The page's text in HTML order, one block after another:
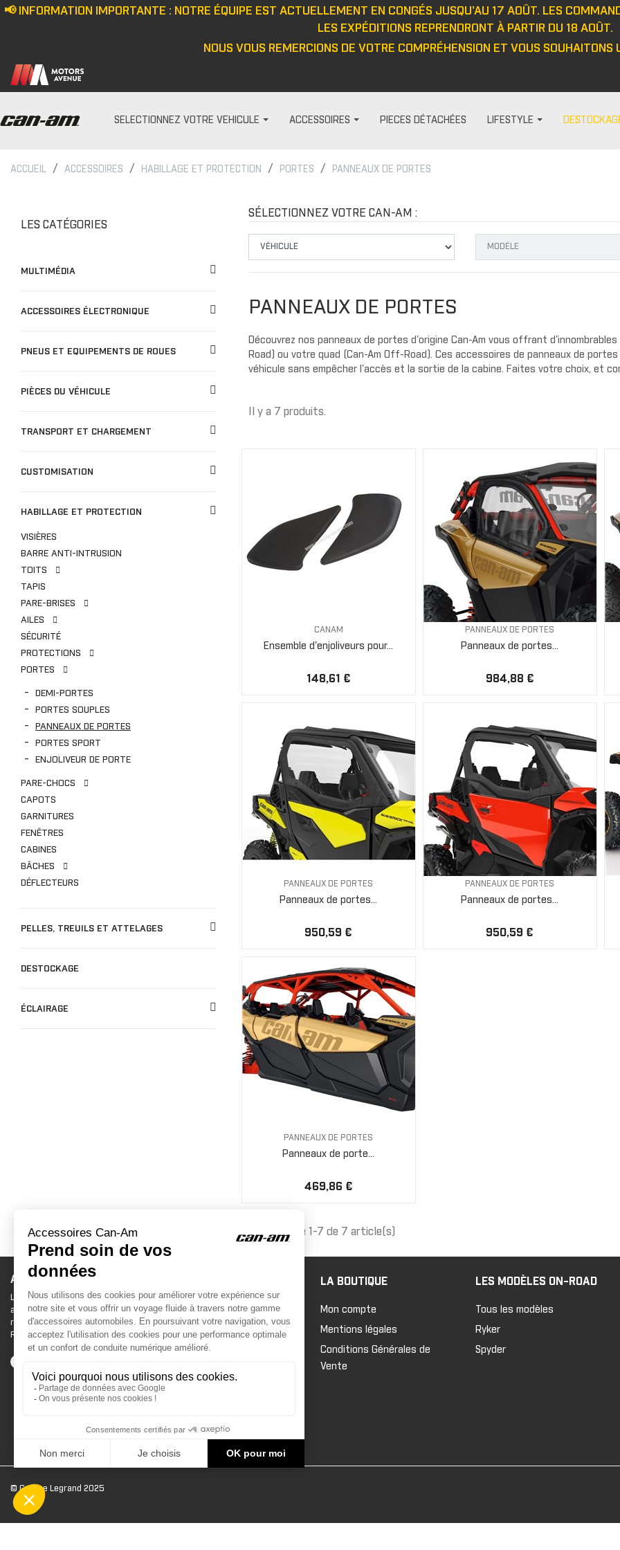
📢 INFORMATION IMPORTANTE : NOTRE ÉQUIPE EST ACTUELLEMENT EN CONGÉS JUSQU'AU 17 AOÛT. LES
LES EXPÉDITIONS REPRENDRONT À PARTIR DU 18 AOÛT.
NOUS VOUS REMERCIONS DE VOTRE COMPRÉHENSION ET VOUS
SELECTIONNEZ VOTRE VEHICULE
COMMANDER
MAVERICK
OUTLANDER
TRAXTER
ACCESSOIRES
Écran anti-vent
Demi pare-brise
Pare-brise
Bâches de remisage
Bâches de remorquage
Doublure de toit
Toits Escamotable
Toits en Aluminium
Toits Souple
Visières
Barre anti-intrusion
Fenêtres
AILES
Extension d'ailes
Demi portes
Panneaux de portes
Portes sport
Enjoliveur de porte
Plaques
Exo
Sécurité
PARE-
Pare-
Pare-
PIECES DÉTACHÉES LIFESTYLE
Casquette/bonnet
Veste
Pantalon
Gants
Pantalon
Haut
Cagoule/tour de cou
Gants
Veste
Pantalon
cou
ACCUEIL ACCESSOIRES HABILLAGE ET PROTECTION PORTES PANNEAUX DE PORTES
LES CATÉGORIES
MULTIMÉDIA
ACCESSOIRES ÉLECTRONIQUE
PNEUS ET EQUIPEMENTS DE ROUES
PIÈCES DU VÉHICULE
TRANSPORT ET CHARGEMENT
CUSTOMISATION
HABILLAGE ET PROTECTION
VISIÈRES
BARRE ANTI-INTRUSION
TOITS
TAPIS
PARE-BRISES
AILES
SÉCURITÉ
PROTECTIONS
PORTES
DEMI-PORTES
PORTES SOUPLES
PANNEAUX DE PORTES
PORTES SPORT
ENJOLIVEUR DE PORTE
PARE-CHOCS
CAPOTS
GARNITURES
FENÊTRES
CABINES
BÂCHES
DÉFLECTEURS
PELLES, TREUILS ET ATTELAGES
DESTOCKAGE
ÉCLAIRAGE
SÉLECTIONNEZ VOTRE CAN-AM :
PANNEAUX DE PORTES
Découvrez nos panneaux de portes d'origine Can-Am vous offrant
Road) ou votre quad (Can-Am Off-Road). Ces accessoires de panneaux de
véhicule sans empêcher l'accès et la sortie de la cabine. Faites votre choix, et
Il y a 7 produits.
CANAM
Ensemble d'enjoliveurs pour...
148,61 €
PANNEAUX DE PORTES
Panneaux de portes...
984,88 €
PANNEAUX DE PORTES
Panneaux de portes...
950,59 €
PANNEAUX DE PORTES
Panneaux de portes...
950,59 €
PANNEAUX DE PORTES
Panneaux de porte...
469,86 €
Affichage 1-7 de 7 article(s)
ACCESSOIRES CAN-AM
Le site d'accessoires Can-Am vous propose des
accessoires d'origine pour équiper votre véhicule 3
roues (On Road) ou votre véhicule tout terrain (Off
Road) .
LA BOUTIQUE
Mon compte
Mentions légales
Conditions Générales de
Vente
LES MODÈLES ON-ROAD
Tous les modèles
Ryker
Spyder
© Groupe Legrand 2025